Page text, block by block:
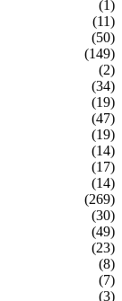
(1)
(11)
(50)
(149)
(2)
(34)
(19)
(47)
(19)
(14)
(17)
(14)
(269)
(30)
(49)
(23)
(8)
(7)
(3)